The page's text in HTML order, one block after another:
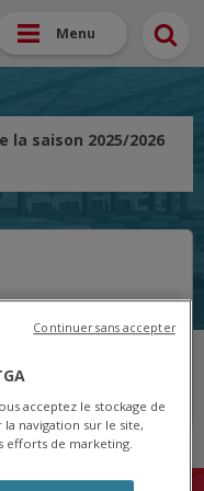
Menu
la saison 2025/2026
sélectionné.
acceptez le stockage de
navigation sur le site,
efforts de marketing.
Continuer sans accepter